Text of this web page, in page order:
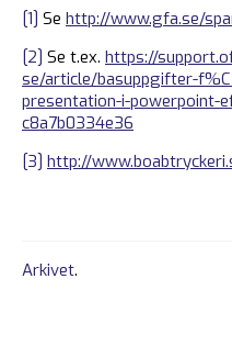
[1] Se http://www.gfa.se/
[2] Se t.ex. https://
se/article/basuppgifter-
presentation-i-powerpoint-
c8a7b0334e36
[3] http://
Arkivet.